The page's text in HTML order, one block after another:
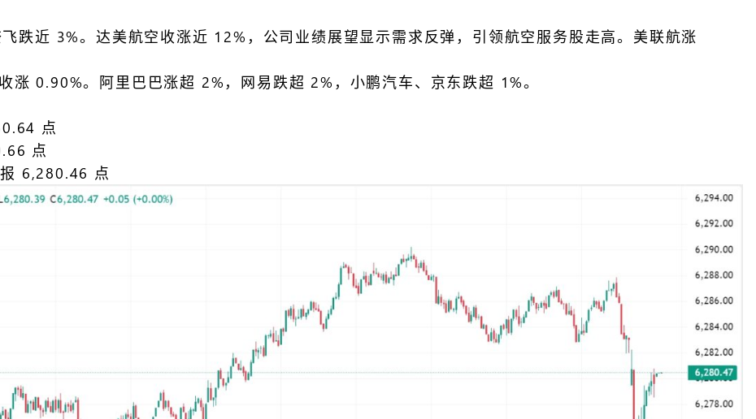
跌近 3%。达美航空收涨近 12%，公司业绩展望显示需求反弹，引领航空服务股走高。美联航涨
涨 0.90%。阿里巴巴涨超 2%，网易跌超 2%，小鹏汽车、京东跌超 1%。
点
点
6,280.46 点